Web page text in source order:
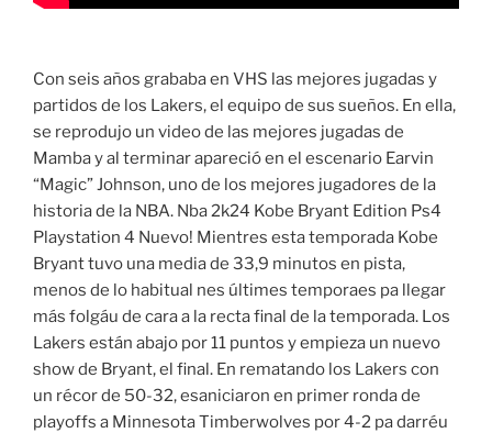
Con seis años grababa en VHS las mejores jugadas y
partidos de los Lakers, el equipo de sus sueños. En ella,
se reprodujo un video de las mejores jugadas de
Mamba y al terminar apareció en el escenario Earvin
“Magic” Johnson, uno de los mejores jugadores de la
historia de la NBA. Nba 2k24 Kobe Bryant Edition Ps4
Playstation 4 Nuevo! Mientres esta temporada Kobe
Bryant tuvo una media de 33,9 minutos en pista,
menos de lo habitual nes últimes temporaes pa llegar
más folgáu de cara a la recta final de la temporada. Los
Lakers están abajo por 11 puntos y empieza un nuevo
show de Bryant, el final. En rematando los Lakers con
un récor de 50-32, esaniciaron en primer ronda de
playoffs a Minnesota Timberwolves por 4-2 pa darréu